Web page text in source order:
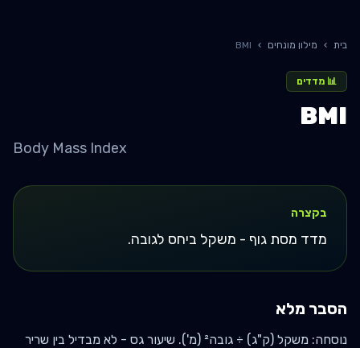
בית › מילון מונחים ›
BMI
📊 מדדים
BMI
Body Mass Index
בקצרה
מדד מסת גוף - משקל ביחס לגובה.
הסבר מלא
נוסחה: משקל (ק"ג) ÷ גובה² (מ'). שיעור גס - לא מבדיל בין שריר